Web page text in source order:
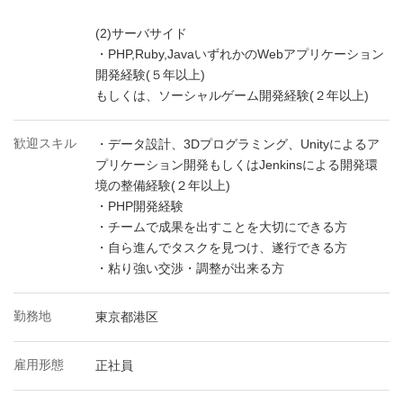
(2)サーバサイド
・PHP,Ruby,JavaいずれかのWebアプリケーション
開発経験(５年以上)
もしくは、ソーシャルゲーム開発経験(２年以上)
歓迎スキル
・データ設計、3Dプログラミング、Unityによるア
プリケーション開発もしくはJenkinsによる開発環
境の整備経験(２年以上)
・PHP開発経験
・チームで成果を出すことを大切にできる方
・自ら進んでタスクを見つけ、遂行できる方
・粘り強い交渉・調整が出来る方
勤務地 東京都港区
雇用形態 正社員